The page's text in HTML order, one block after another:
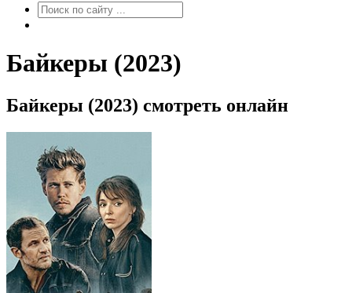
Байкеры (2023)
Байкеры (2023) смотреть онлайн